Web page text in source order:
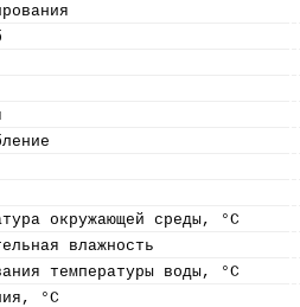
окружающей среды, °C
влажность
температуры воды, °C
°C